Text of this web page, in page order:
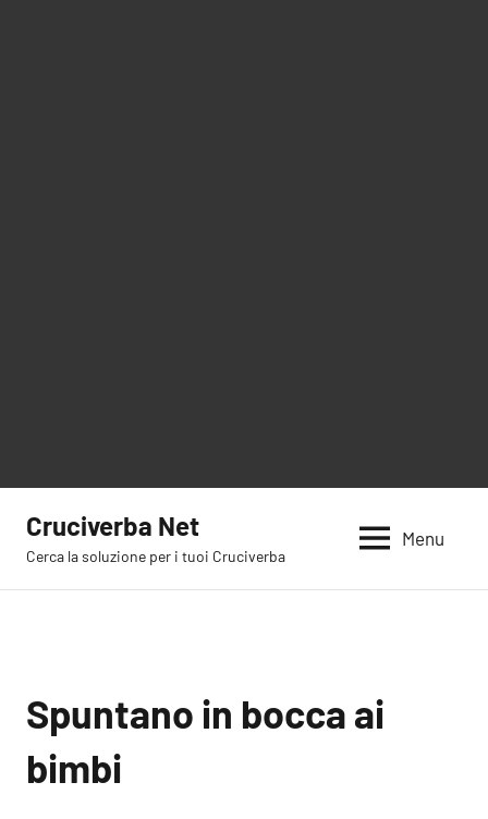
contenuto
Cruciverba Net
Cerca la soluzione per i tuoi Cruciverba
Menu
Spuntano in bocca ai
bimbi